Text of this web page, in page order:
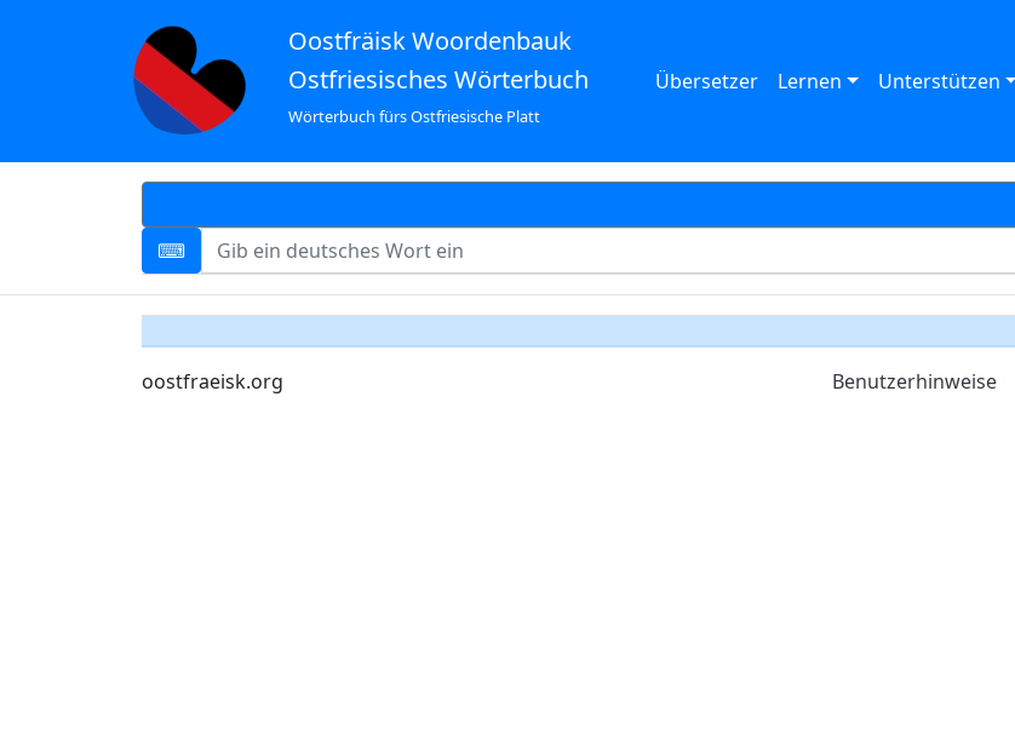
Oostfräisk Woordenbauk
Ostfriesisches Wörterbuch
Wörterbuch fürs Ostfriesische Platt
Übersetzer Lernen Unterstützen
oostfraeisk.org Benutzerhinweise